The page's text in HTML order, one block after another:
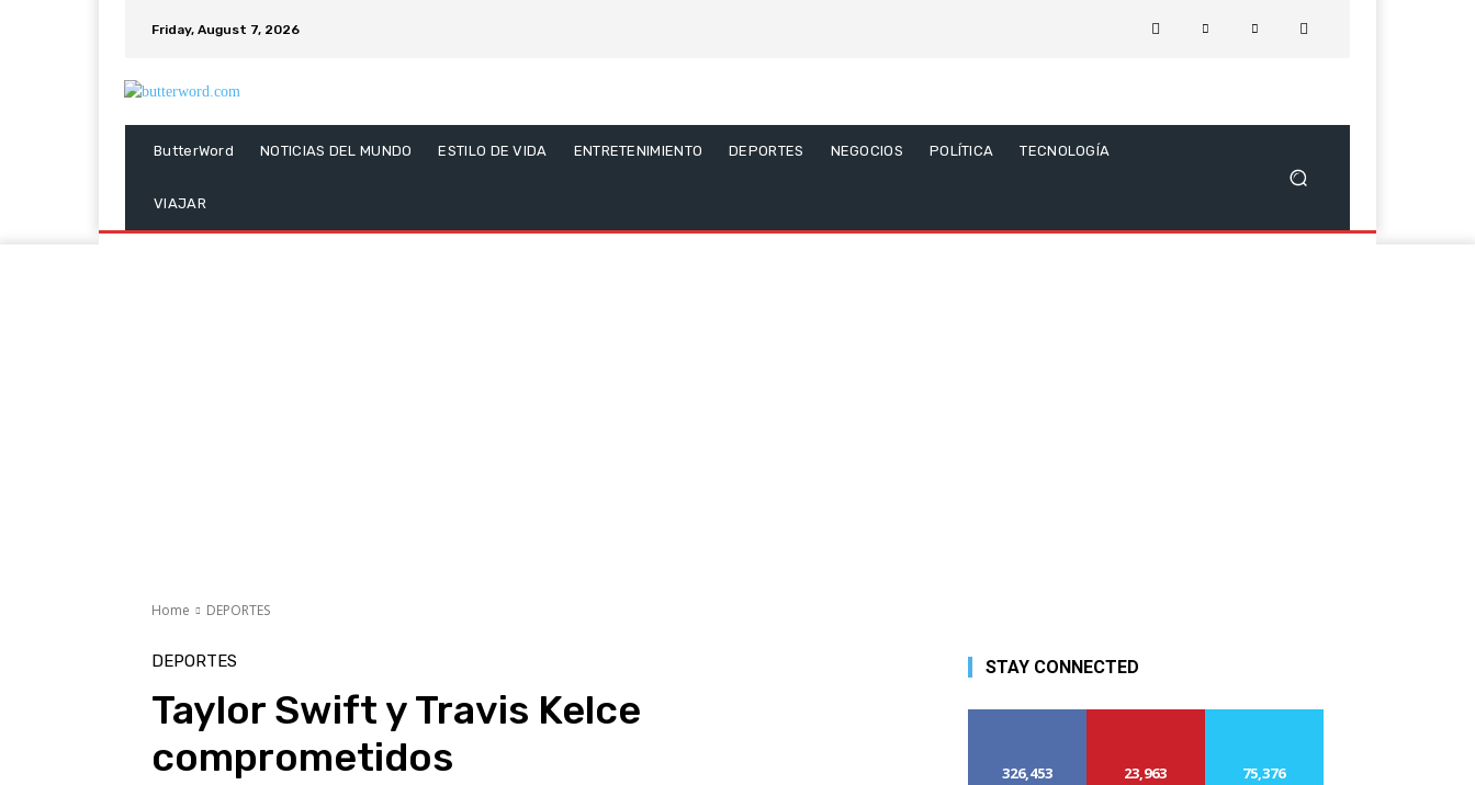
Friday, August 7, 2026
ButterWord NOTICIAS DEL MUNDO ESTILO DE VIDA ENTRETENIMIENTO DEPORTES NEGOCIOS POLÍTICA TECNOLOGÍA
VIAJAR
Home DEPORTES
DEPORTES
Taylor Swift y Travis Kelce
comprometidos
STAY CONNECTED
326,453
23,963
75,376